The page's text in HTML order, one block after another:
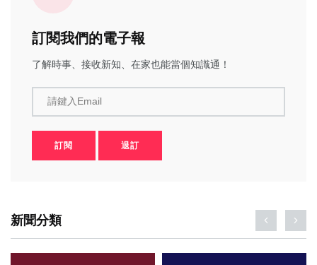
訂閱我們的電子報
了解時事、接收新知、在家也能當個知識通！
請鍵入Email
訂閱 退訂
新聞分類